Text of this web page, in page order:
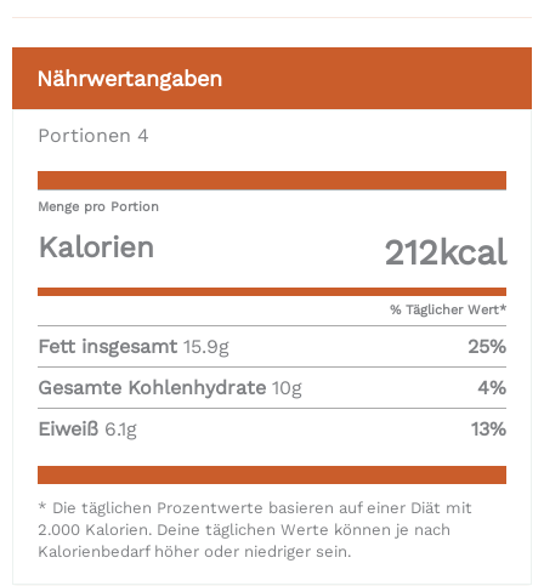
Nährwertangaben
Portionen 4
Menge pro Portion
Kalorien 212kcal
% Täglicher Wert*
Fett insgesamt 15.9g 25%
Gesamte Kohlenhydrate 10g 4%
Eiweiß 6.1g 13%
* Die täglichen Prozentwerte basieren auf einer Diät mit
2.000 Kalorien. Deine täglichen Werte können je nach
Kalorienbedarf höher oder niedriger sein.